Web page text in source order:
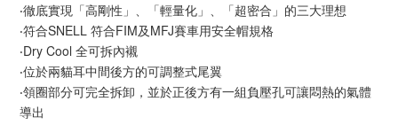
‧徹底實現「高剛性」、「輕量化」、「超密合」的三大理想
‧符合SNELL 符合FIM及MFJ賽車用安全帽規格
‧Dry Cool 全可拆內襯
‧位於兩貓耳中間後方的可調整式尾翼
‧領圈部分可完全拆卸，並於正後方有一組負壓孔可讓悶熱的氣體
導出